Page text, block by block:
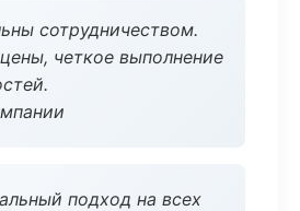
сотрудничеством.
четкое выполнение
подход на всех